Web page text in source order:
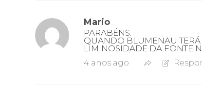
Mario
PARABÉNS.
QUANDO BLUMENAU
LIMINOSIDADE DA FONTE
4 anos ago